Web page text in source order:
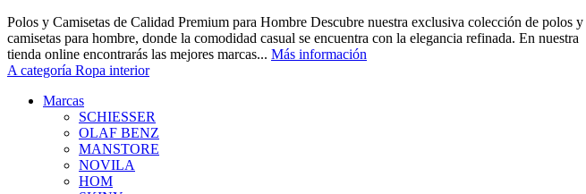
Polos y Camisetas de Calidad Premium para Hombre Descubre nuestra exclusiva colección de polos y
camisetas para hombre, donde la comodidad casual se encuentra con la elegancia refinada. En nuestra
tienda online encontrarás las mejores marcas... Más información
A categoría Ropa interior
Marcas
SCHIESSER
OLAF BENZ
MANSTORE
NOVILA
HOM